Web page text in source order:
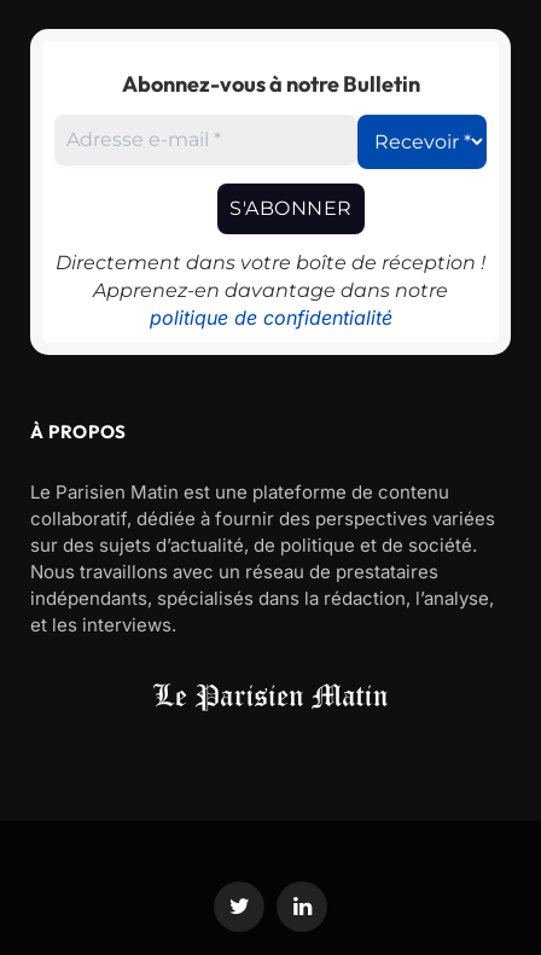
Abonnez-vous à notre Bulletin
Directement dans votre boîte de réception !
Apprenez-en davantage dans notre
politique de confidentialité
À PROPOS
Le Parisien Matin est une plateforme de contenu
collaboratif, dédiée à fournir des perspectives variées
sur des sujets d’actualité, de politique et de société.
Nous travaillons avec un réseau de prestataires
indépendants, spécialisés dans la rédaction, l’analyse,
et les interviews.
Twitter LinkedIn